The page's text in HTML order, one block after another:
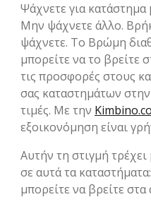
Ψάχνετε για κατάστημα
Μην ψάχνετε άλλο.
ψάχνετε. Το Βρώμη
μπορείτε να το βρείτε
τις προσφορές στους
σας καταστημάτων
τιμές. Με την
εξοικονόμηση είναι
Αυτήν τη στιγμή
σε αυτά τα
μπορείτε να βρείτε